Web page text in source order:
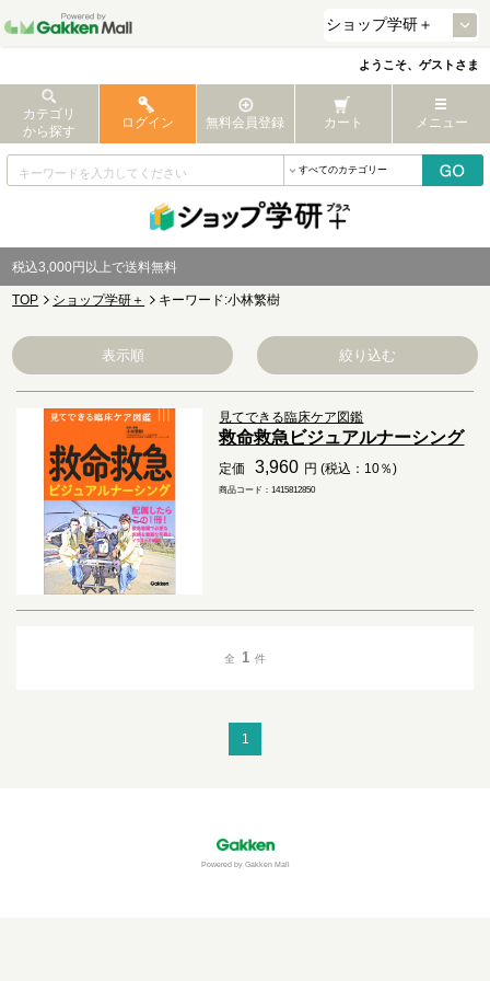
ようこそ、ゲストさま
カテゴリ
から探す
ログイン 無料会員登録 カート メニュー
税込3,000円以上で送料無料
TOP ショップ学研＋ キーワード:小林繁樹
表示順 絞り込む
見てできる臨床ケア図鑑
救命救急ビジュアルナーシング
定価 3,960 円 (税込：10％)
商品コード：1415812850
全 1 件
1
Powered by Gakken Mall